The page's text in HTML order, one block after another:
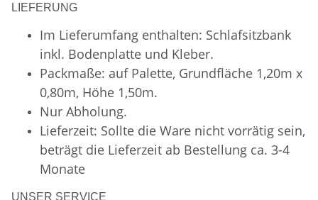
LIEFERUNG
Im Lieferumfang enthalten: Schlafsitzbank
inkl. Bodenplatte und Kleber.
Packmaße: auf Palette, Grundfläche 1,20m x
0,80m, Höhe 1,50m.
Nur Abholung.
Lieferzeit: Sollte die Ware nicht vorrätig sein,
beträgt die Lieferzeit ab Bestellung ca. 3-4
Monate
UNSER SERVICE